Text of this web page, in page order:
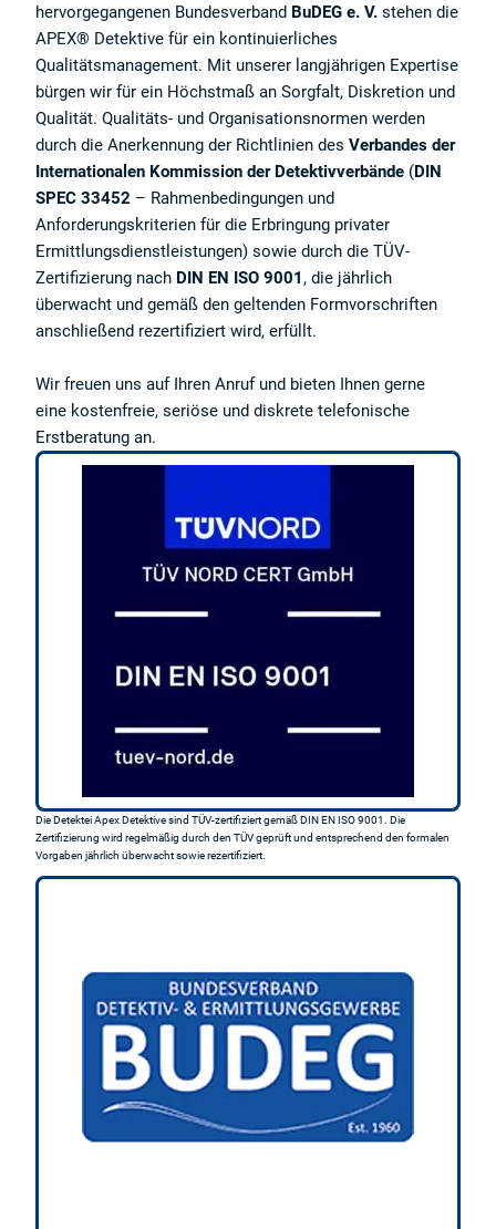
hervorgegangenen Bundesverband BuDEG e. V. stehen die
APEX® Detektive für ein kontinuierliches
Qualitätsmanagement. Mit unserer langjährigen Expertise
bürgen wir für ein Höchstmaß an Sorgfalt, Diskretion und
Qualität. Qualitäts- und Organisationsnormen werden
durch die Anerkennung der Richtlinien desVerbandes der
Internationalen Kommission der Detektivverbände (DIN
SPEC 33452 – Rahmenbedingungen und
Anforderungskriterien für die Erbringung privater
Ermittlungsdienstleistungen) sowie durch die TÜV-
Zertifizierung nach DIN EN ISO 9001 , die jährlich
überwacht und gemäß den geltenden Formvorschriften
anschließend rezertifiziert wird, erfüllt.
Wir freuen uns auf Ihren Anruf und bieten Ihnen gerne
eine kostenfreie, seriöse und diskrete telefonische
Erstberatung an.
Die Detektei Apex Detektive sind TÜV-zertifiziert gemäß DIN EN ISO 9001. Die
Zertifizierung wird regelmäßig durch den TÜV geprüft und entsprechend den formalen
Vorgaben jährlich überwacht sowie rezertifiziert.